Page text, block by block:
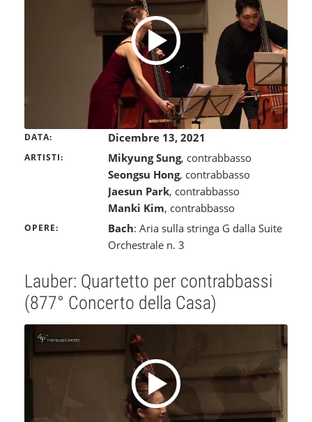
DATA Dicembre 13, 2021
ARTISTI Mikyung Sung, contrabbasso
Seongsu Hong, contrabbasso
Jaesun Park, contrabbasso
Manki Kim, contrabbasso
OPERE Bach: Aria sulla stringa G dalla Suite
Orchestrale n. 3
Lauber: Quartetto per contrabbassi
(877° Concerto della Casa)